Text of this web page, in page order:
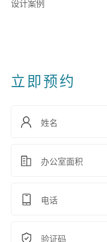
设计案例
立即预约